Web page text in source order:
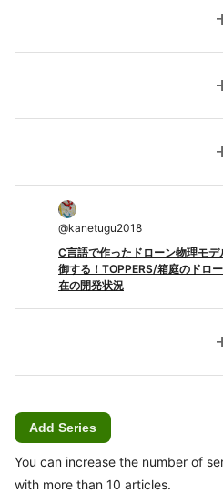
@kanetugu2018
C言語で作ったドローン物理モ
御する！TOPPERS/箱庭のドロ
在の開発状況
Add Series
You can increase the number of
with more than 10 articles.